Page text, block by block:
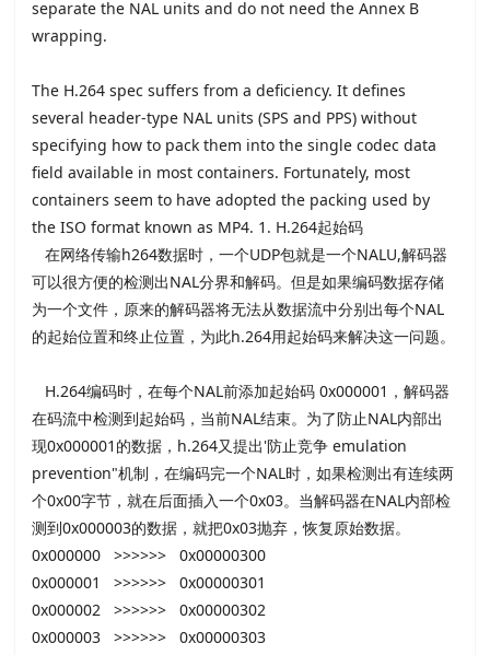
separate the NAL units and do not need the Annex B
wrapping.
The H.264 spec suffers from a deficiency. It defines
several header-type NAL units (SPS and PPS) without
specifying how to pack them into the single codec data
field available in most containers. Fortunately, most
containers seem to have adopted the packing used by
the ISO format known as MP4. 1. H.264起始码
在网络传输h264数据时，一个UDP包就是一个NALU,解码器
可以很方便的检测出NAL分界和解码。但是如果编码数据存储
为一个文件，原来的解码器将无法从数据流中分别出每个NAL
的起始位置和终止位置，为此h.264用起始码来解决这一问题。
H.264编码时，在每个NAL前添加起始码 0x000001，解码器
在码流中检测到起始码，当前NAL结束。为了防止NAL内部出
现0x000001的数据，h.264又提出'防止竞争 emulation
prevention"机制，在编码完一个NAL时，如果检测出有连续两
个0x00字节，就在后面插入一个0x03。当解码器在NAL内部检
测到0x000003的数据，就把0x03抛弃，恢复原始数据。
0x000000 >>>>>> 0x00000300
0x000001 >>>>>> 0x00000301
0x000002 >>>>>> 0x00000302
0x000003 >>>>>> 0x00000303